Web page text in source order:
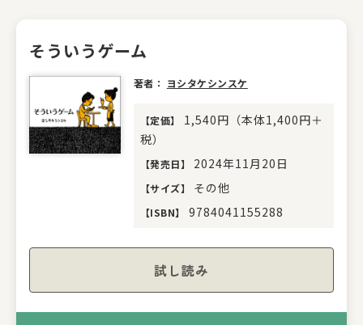
そういうゲーム
著者： ヨシタケシンスケ
【定価】
1,540円（本体1,400円＋
税）
【発売日】 2024年11月20日
【サイズ】 その他
【ISBN】 9784041155288
試し読み